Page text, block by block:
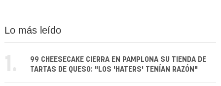
Lo más leído
1.
99 CHEESECAKE CIERRA EN PAMPLONA SU TIENDA DE
TARTAS DE QUESO: "LOS 'HATERS' TENÍAN RAZÓN"